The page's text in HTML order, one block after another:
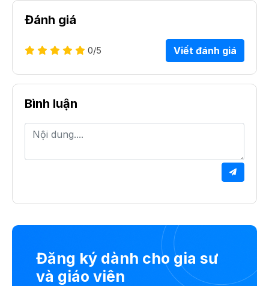
Đánh giá
0/5 Viết đánh giá
Bình luận
Đăng ký dành cho gia sư
và giáo viên